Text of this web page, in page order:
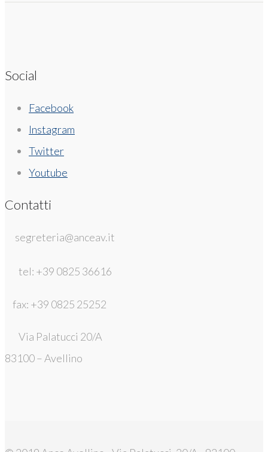
Social
Facebook
Instagram
Twitter
Youtube
Contatti
segreteria@anceav.it
tel: +39 0825 36616
fax: +39 0825 25252
Via Palatucci 20/A
83100 – Avellino